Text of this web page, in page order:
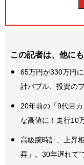
この記者は、他に
65万円が330万円
計バブル、投資の
20年前の「9代目
な高値に！走行10
高級腕時計、上昇
昇」。30年遅れて